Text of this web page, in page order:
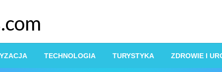
TECHNOLOGIA TURYSTYKA ZDROWIE I